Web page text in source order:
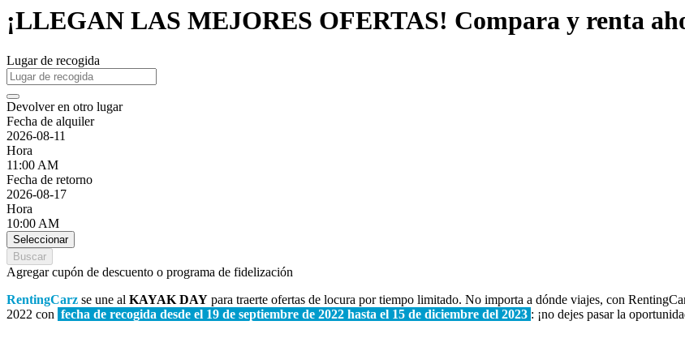
¡LLEGAN LAS MEJORES OFERTAS! Compara y renta
Lugar de recogida
Devolver en otro lugar
Fecha de alquiler
2026-08-11
Hora
11:00 AM
Fecha de retorno
2026-08-17
Hora
10:00 AM
Seleccionar
Buscar
Agregar cupón de descuento o programa de fidelización
RentingCarz se une al KAYAK DAY para traerte ofertas de locura por tiempo limitado. No importa a dónde viajes, con
2022 con fecha de recogida desde el 19 de septiembre de 2022 hasta el 15 de diciembre del 2023 : ¡no dejes pasar la